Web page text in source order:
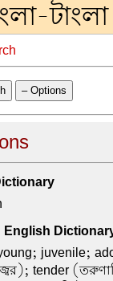
টাংলা
– Options
juvenile;
tender